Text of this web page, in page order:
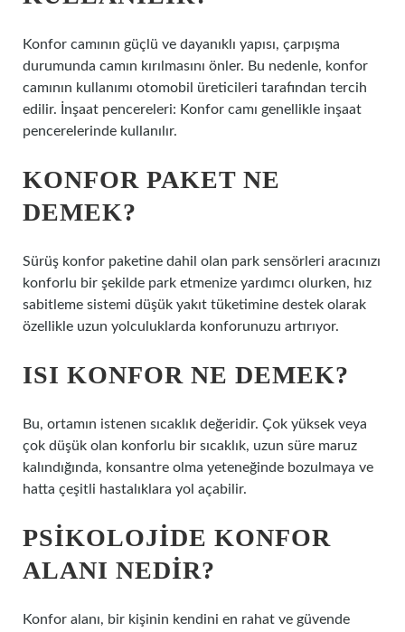
Konfor camının güçlü ve dayanıklı yapısı, çarpışma
durumunda camın kırılmasını önler. Bu nedenle, konfor
camının kullanımı otomobil üreticileri tarafından tercih
edilir. İnşaat pencereleri: Konfor camı genellikle inşaat
pencerelerinde kullanılır.
KONFOR PAKET NE
DEMEK?
Sürüş konfor paketine dahil olan park sensörleri aracınızı
konforlu bir şekilde park etmenize yardımcı olurken, hız
sabitleme sistemi düşük yakıt tüketimine destek olarak
özellikle uzun yolculuklarda konforunuzu artırıyor.
ISI KONFOR NE DEMEK?
Bu, ortamın istenen sıcaklık değeridir. Çok yüksek veya
çok düşük olan konforlu bir sıcaklık, uzun süre maruz
kalındığında, konsantre olma yeteneğinde bozulmaya ve
hatta çeşitli hastalıklara yol açabilir.
PSIKOLOJIDE KONFOR
ALANI NEDIR?
Konfor alanı, bir kişinin kendini en rahat ve güvende